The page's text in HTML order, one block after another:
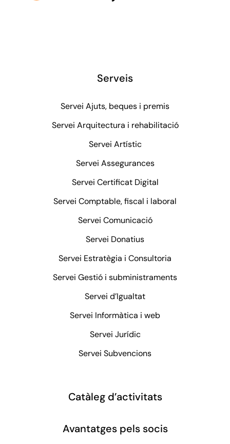
Serveis
Servei Ajuts, beques i premis
Servei Arquitectura i rehabilitació
Servei Artístic
Servei Assegurances
Servei Certificat Digital
Servei Comptable, fiscal i laboral
Servei Comunicació
Servei Donatius
Servei Estratègia i Consultoria
Servei Gestió i subministraments
Servei d’Igualtat
Servei Informàtica i web
Servei Jurídic
Servei Subvencions
Catàleg d’activitats
Avantatges pels socis